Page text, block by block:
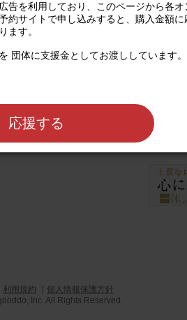
られるのに
団体を通じ
式サイト
旅行予約なら、こ
レストラン予約
利用規約
個人情報保護方針
Inc. All Rights Reserved.
告を利用しており、このページから各オ
約サイトで申し込みすると、購入金額に
ます。
団体に支援金としてお渡ししています。
応援する